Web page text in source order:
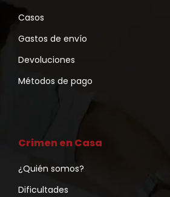
Casos
Gastos de envío
Devoluciones
Métodos de pago
Crimen en Casa
¿Quién somos?
Dificultades